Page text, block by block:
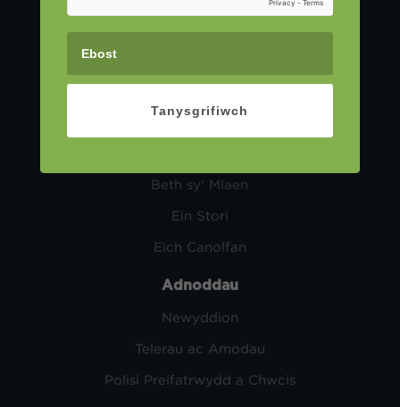
Beth sy' Mlaen
Ein Stori
Eich Canolfan
Adnoddau
Newyddion
Telerau ac Amodau
Polisi Preifatrwydd a Chwcis
Tanysgrifiwch